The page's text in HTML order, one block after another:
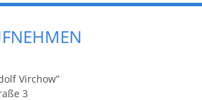
Virchow”
3